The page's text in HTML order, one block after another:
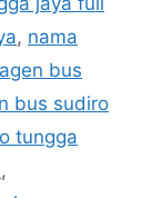
, nama
bus
bus sudiro
tungga
,